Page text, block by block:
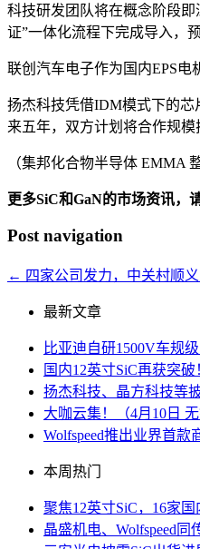
科技研发团队将在概念阶段
证”一体化流程下完成导入，
联创汽车电子作为国内EPS电
扬杰科技凭借IDM模式下的芯
来五年，双方计划将合作规
（集邦化合物半导体 EMMA
更多SiC和GaN的市场资讯，
Post navigation
← 四家公司发力，中关村顺
最新文章
比亚迪自研1500V车规
国内12英寸SiC再获突破
扬杰科技、晶方科技等
大咖云集！（4月10日
Wolfspeed推出业界首款
本周热门
聚焦12英寸SiC，16家
晶盛机电、Wolfspeed